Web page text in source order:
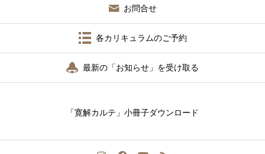
お問合せ
各カリキュラムのご予約
最新の「お知らせ」を受け取る
「寛解カルテ」小冊子ダウンロード